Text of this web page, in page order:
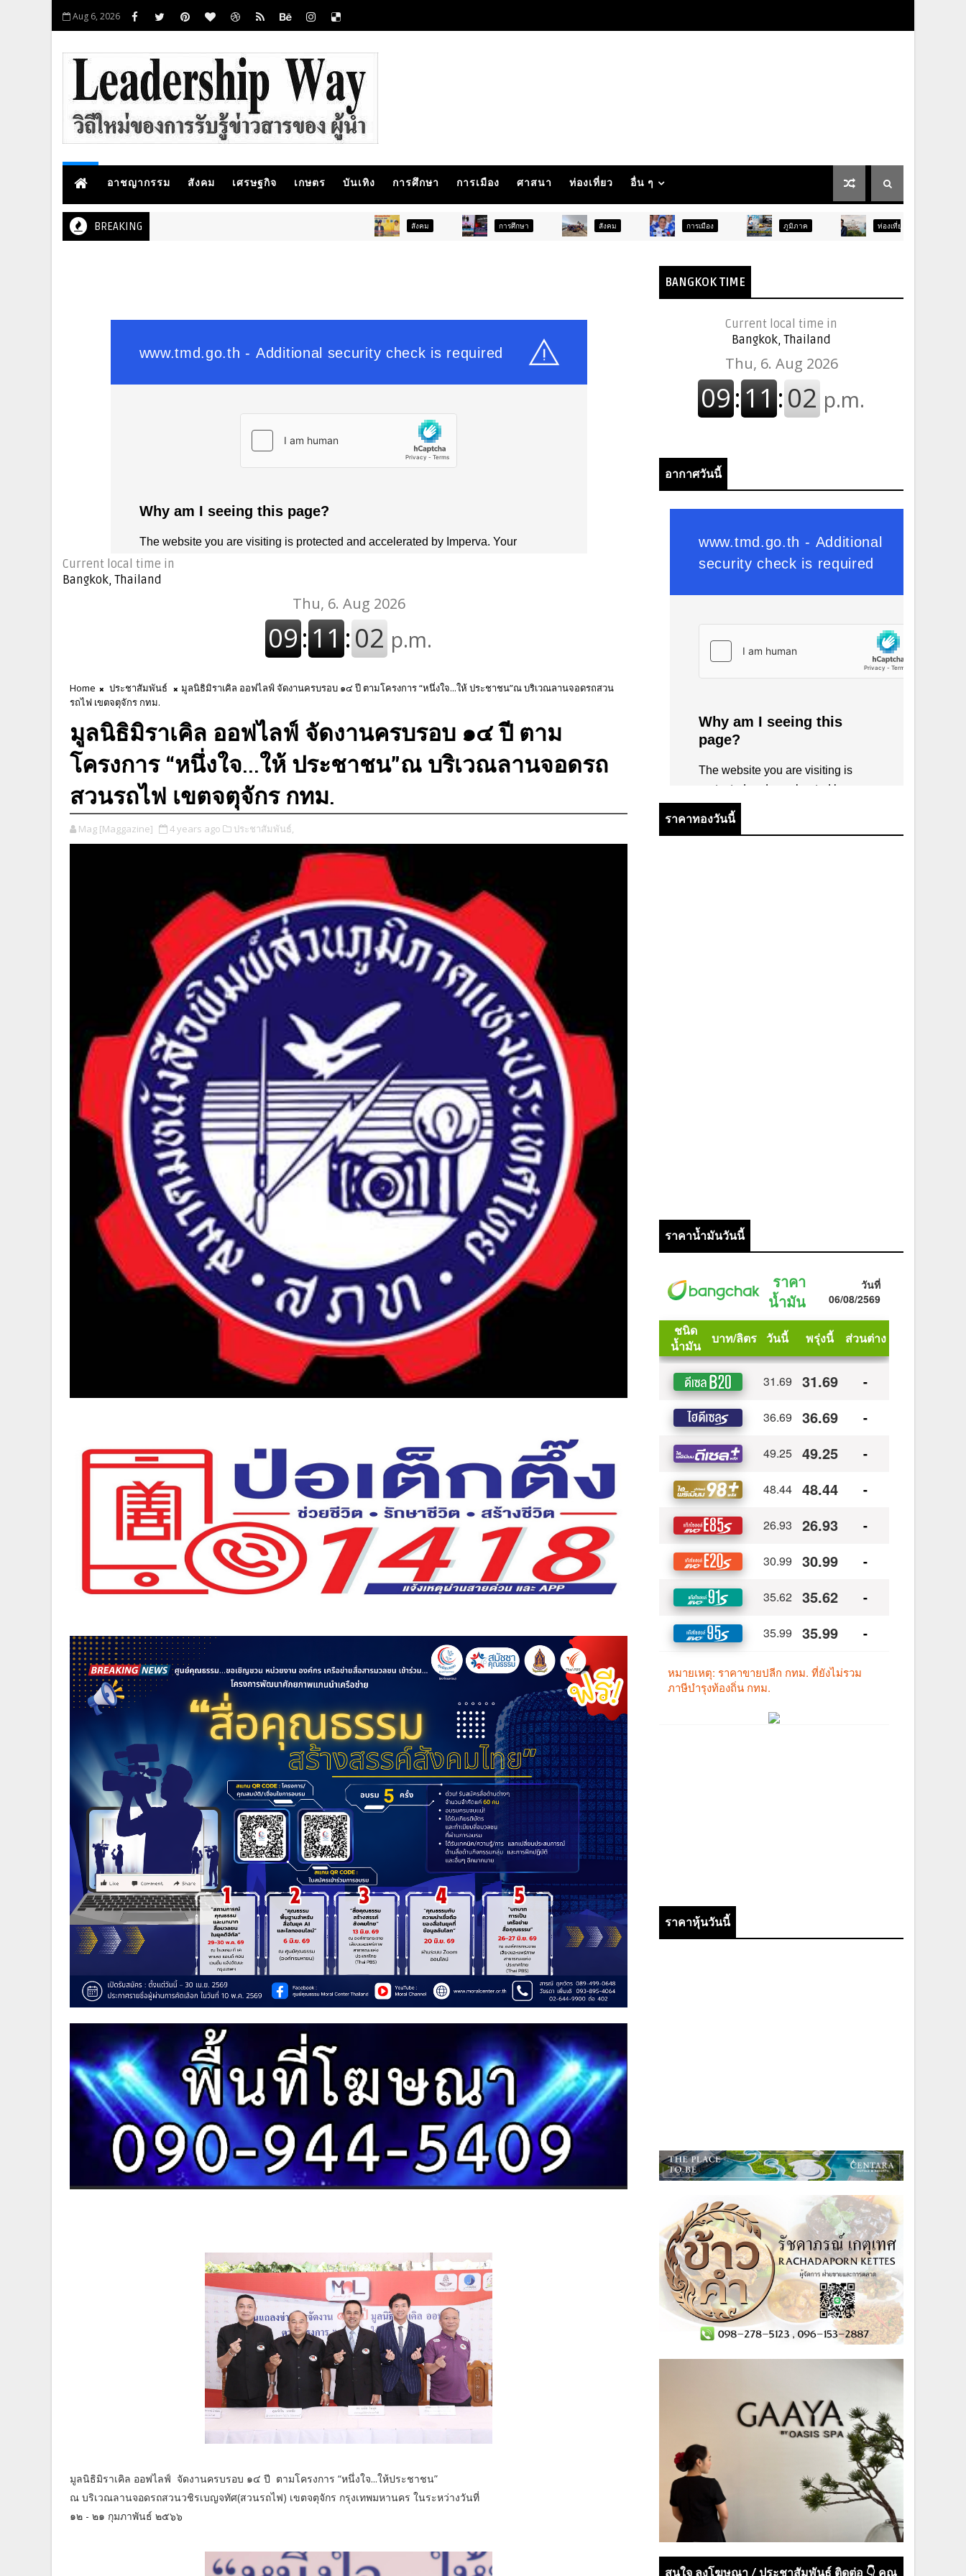
Aug 6, 2026
อาชญากรรม สังคม เศรษฐกิจ เกษตร บันเทิง การศึกษา การเมือง ศาสนา ท่องเที่ยว อื่น ๆ
BREAKING การศึกษา การเมือง ภูมิภาค ท่องเที่ยว
Current local time in
Bangkok, Thailand
Home ประชาสัมพันธ์
มูลนิธิมิราเคิล ออฟไลฟ์ จัดงานครบรอบ ๑๔ ปี ตามโครงการ “หนึ่งใจ...ให้ ประชาชน”ณ บริเวณลานจอดรถสวน
รถไฟ เขตจตุจักร กทม.
มูลนิธิมิราเคิล ออฟไลฟ์ จัดงานครบรอบ ๑๔ ปี ตาม
โครงการ “หนึ่งใจ...ให้ ประชาชน”ณ บริเวณลานจอดรถ
สวนรถไฟ เขตจตุจักร กทม.
Mag [Maggazine] 4 years ago ประชาสัมพันธ์,
มูลนิธิมิราเคิล ออฟไลฟ์ จัดงานครบรอบ ๑๔ ปี ตามโครงการ “หนึ่งใจ...ให้ประชาชน”
ณ บริเวณลานจอดรถสวนวชิรเบญจทัศ(สวนรถไฟ) เขตจตุจักร กรุงเทพมหานคร ในระหว่างวันที่
๑๒ - ๒๑ กุมภาพันธ์ ๒๕๖๖
BANGKOK TIME
Current local time in
Bangkok, Thailand
อากาศวันนี้
ราคาทองวันนี้
ราคาน้ำมันวันนี้
ราคาหุ้นวันนี้
สนใจ ลงโฆษณา / ประชาสัมพันธ์ ติดต่อ 👇 คุณ